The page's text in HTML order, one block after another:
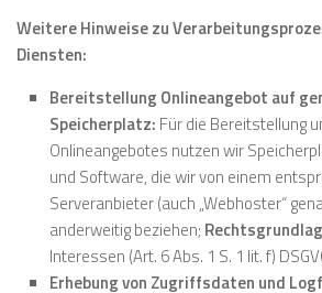
Weitere Hinweise zu
Diensten:
Bereitstellung Onlineangebot auf
Speicherplatz: Für die Bereitstellung
Onlineangebotes nutzen wir
und Software, die wir von einem
Serveranbieter (auch „Webhoster“
anderweitig beziehen;
Interessen (Art. 6 Abs. 1 S. 1 lit. f)
Erhebung von Zugriffsdaten und